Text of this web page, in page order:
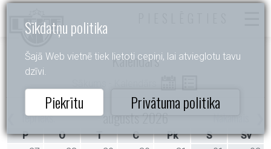
Sīkdatņu politika
Šajā Web vietnē tiek lietoti cepiņi, lai atvieglotu tavu
dzīvi.
Piekrītu Privātuma politika
Kalendārs
Iepriekš. augusts 2026
P O T C Pk S
Sv